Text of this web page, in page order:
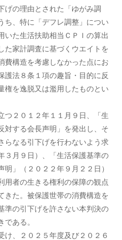
げの理由とされた「ゆがみ調
ち、特に「デフレ調整」につい
いた生活扶助相当ＣＰＩの算出
た家計調査に基づくウエイトを
費構造を考慮しなかった点にお
護法８条１項の趣旨・目的に反
権を逸脱又は濫用したものとい
２０１２年１１月９日、「生
対する会長声明」を発出し、そ
らなる引下げを行わないよう求
３月９日）、「生活保護基準の
」（２０２２年９月２２日）
用者の生きる権利の保障の観点
きた。被保護世帯の消費構造を
準の引下げを許さない本判決の
ある。
、２０２５年度及び２０２６